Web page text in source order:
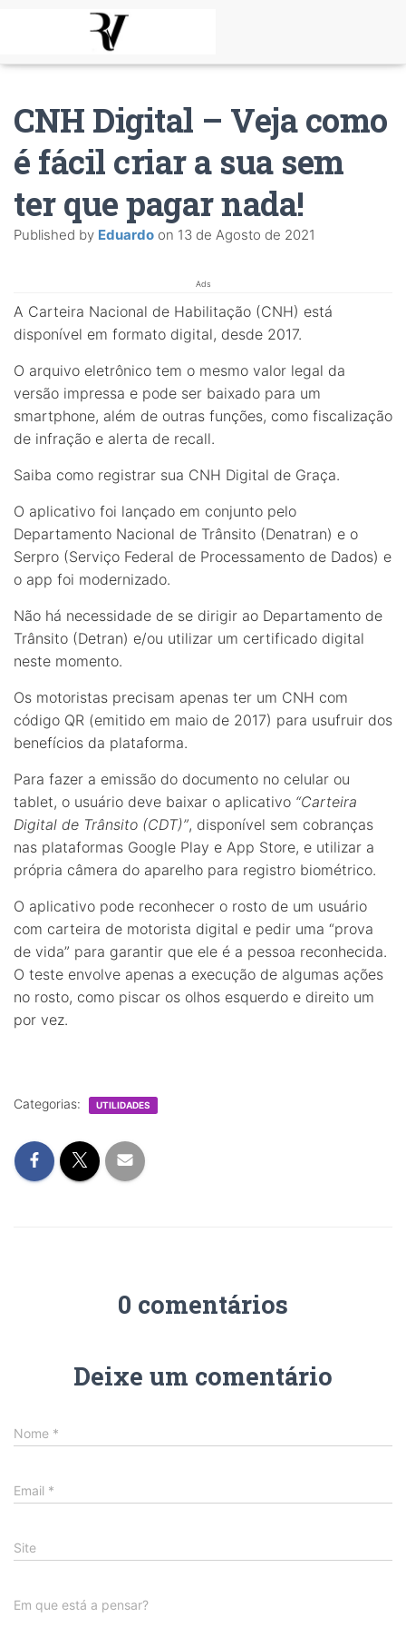
CNH Digital – Veja como
é fácil criar a sua sem
ter que pagar nada!
Published by Eduardo on 13 de Agosto de 2021
Ads
A Carteira Nacional de Habilitação (CNH) está
disponível em formato digital, desde 2017.
O arquivo eletrônico tem o mesmo valor legal da
versão impressa e pode ser baixado para um
smartphone, além de outras funções, como fiscalização
de infração e alerta de recall.
Saiba como registrar sua CNH Digital de Graça.
O aplicativo foi lançado em conjunto pelo
Departamento Nacional de Trânsito (Denatran) e o
Serpro (Serviço Federal de Processamento de Dados) e
o app foi modernizado.
Não há necessidade de se dirigir ao Departamento de
Trânsito (Detran) e/ou utilizar um certificado digital
neste momento.
Os motoristas precisam apenas ter um CNH com
código QR (emitido em maio de 2017) para usufruir dos
benefícios da plataforma.
Para fazer a emissão do documento no celular ou
tablet, o usuário deve baixar o aplicativo “Carteira
Digital de Trânsito (CDT)”, disponível sem cobranças
nas plataformas Google Play e App Store, e utilizar a
própria câmera do aparelho para registro biométrico.
O aplicativo pode reconhecer o rosto de um usuário
com carteira de motorista digital e pedir uma “prova
de vida” para garantir que ele é a pessoa reconhecida.
O teste envolve apenas a execução de algumas ações
no rosto, como piscar os olhos esquerdo e direito um
por vez.
Categorias: UTILIDADES
0 comentários
Deixe um comentário
Nome *
Email *
Site
Em que está a pensar?